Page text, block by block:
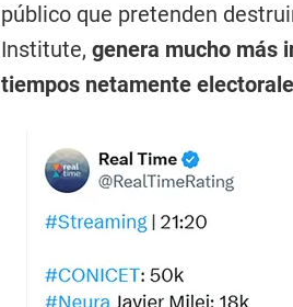
público que pretenden
Institute, genera mucho más
tiempos netamente